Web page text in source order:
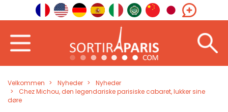
Velkommen Nyheder
Nyheder
Chez Michou, den legendariske parisiske cabaret, lukker sine
døre